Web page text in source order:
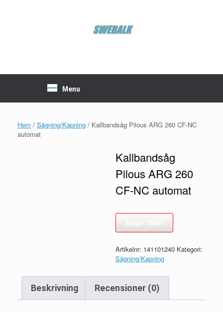
Menu
Hem / Sågning/Kapning / Kallbandsåg Pilous ARG 260 CF-NC
automat
Kallbandsåg
Pilous ARG 260
CF-NC automat
Artikelnr: 141101240 Kategori:
Sågning/Kapning
Beskrivning Recensioner (0)